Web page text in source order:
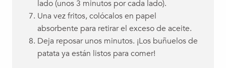
lado (unos 3 minutos por cada lado).
Una vez fritos, colócalos en papel
absorbente para retirar el exceso de aceite.
Deja reposar unos minutos. ¡Los buñuelos de
patata ya están listos para comer!